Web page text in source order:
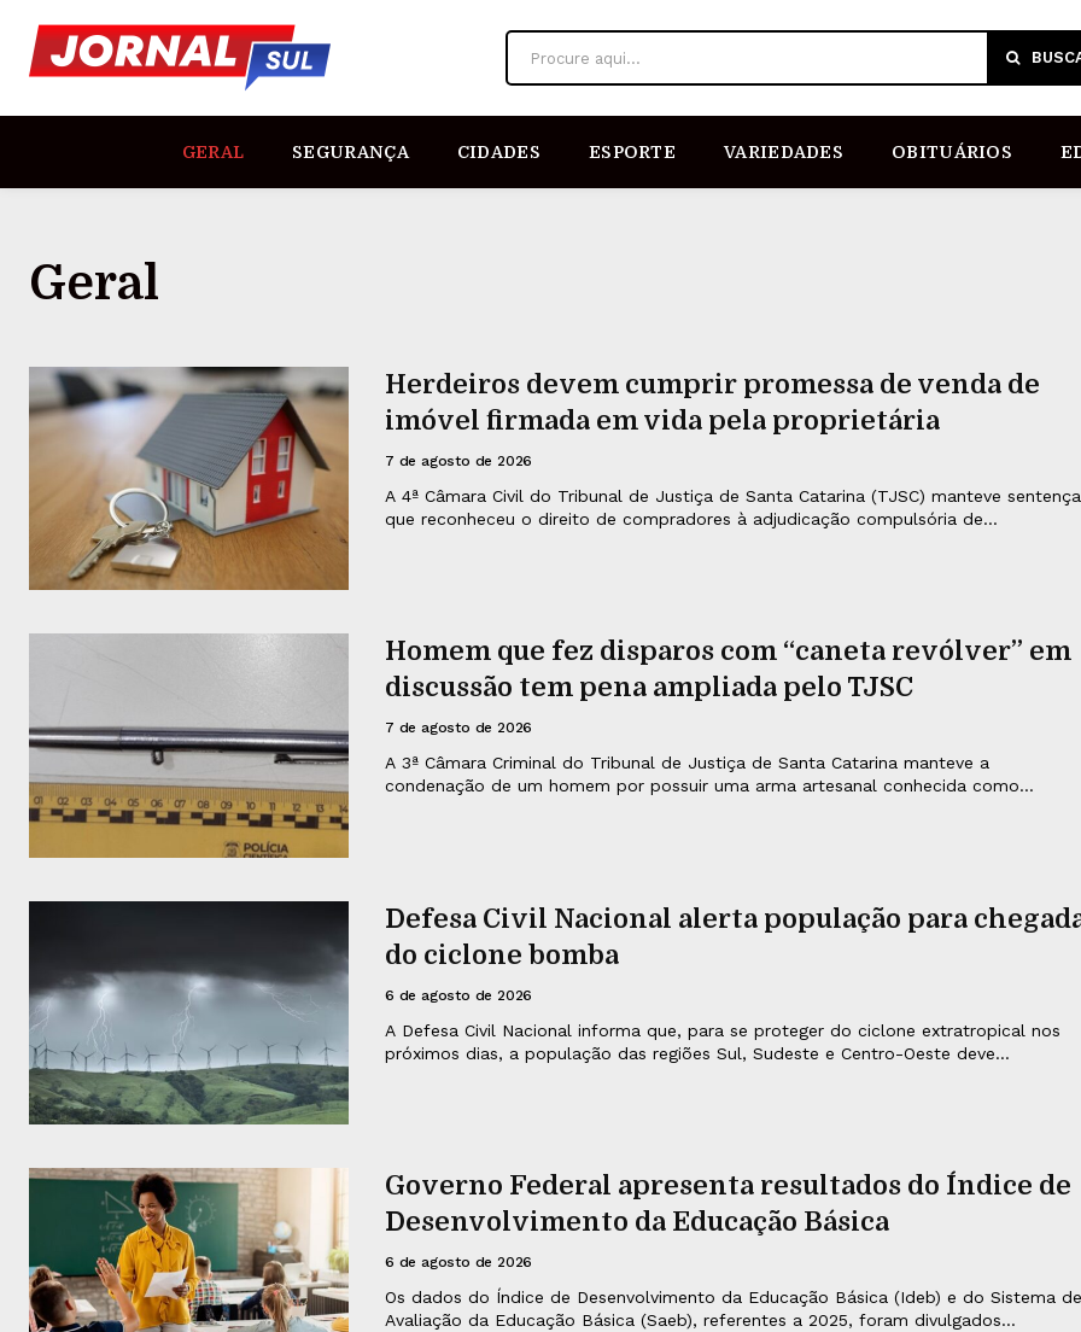
Procure aqui...
GERAL SEGURANÇA CIDADES ESPORTE VARIEDADES OBITUÁRIOS
Geral
Herdeiros devem cumprir promessa de venda de
imóvel firmada em vida pela proprietária
7 de agosto de 2026
A 4ª Câmara Civil do Tribunal de Justiça de Santa Catarina (TJSC) manteve sentença
que reconheceu o direito de compradores à adjudicação compulsória de...
Homem que fez disparos com “caneta revólver” em
discussão tem pena ampliada pelo TJSC
7 de agosto de 2026
A 3ª Câmara Criminal do Tribunal de Justiça de Santa Catarina manteve a
condenação de um homem por possuir uma arma artesanal conhecida como...
Defesa Civil Nacional alerta população para
do ciclone bomba
6 de agosto de 2026
A Defesa Civil Nacional informa que, para se proteger do ciclone extratropical nos
próximos dias, a população das regiões Sul, Sudeste e Centro-Oeste deve...
Governo Federal apresenta resultados do Índice de
Desenvolvimento da Educação Básica
6 de agosto de 2026
Os dados do Índice de Desenvolvimento da Educação Básica (Ideb) e do Sistema de
Avaliação da Educação Básica (Saeb), referentes a 2025, foram divulgados...